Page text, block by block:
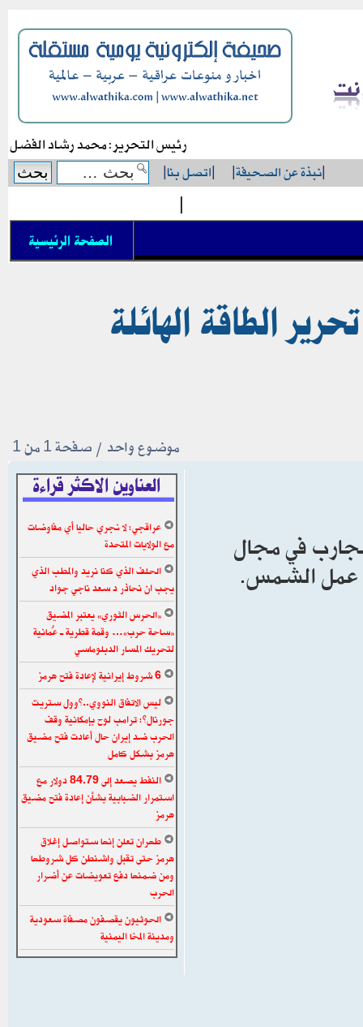
رئيس التحرير: محمد رشاد الفضل
|نبذة عن الصحيفة|
|اتصل بنا|
|
الصفحة الرئيسية
الطاقة الهائلة
موضوع واحد • صفحة1من1
في مجال
عمل الشمس.
العناوين الاكثر قراءة
عراقجي: لا نجري حاليا أي مفاوضات
مع الولايات المتحدة
الحلف الذي كنا نريد والمطب الذي
يجب ان نحاذر د سعد ناجي جواد
«الحرس الثوري» يعتبر المضيق
«ساحة حرب»… وقمة قطرية ـ عُمانية
لتحريك المسار الدبلوماسي
6 شروط إيرانية لإعادة فتح هرمز
ليس الاتفاق النووي..”وول ستريت
جورنال”: ترامب لوح بإمكانية وقف
الحرب ضد إيران حال أعادت فتح مضيق
هرمز بشكل كامل
النفط يصعد إلى 84.79 دولار مع
استمرار الضبابية بشأن إعادة فتح مضيق
هرمز
طهران تعلن إنها ستواصل إغلاق
هرمز حتى تقبل واشنطن كل شروطها
ومن ضمنها دفع تعويضات عن أضرار
الحرب
الحوثيون يقصفون مصفاة سعودية
ومدينة المخا اليمنية